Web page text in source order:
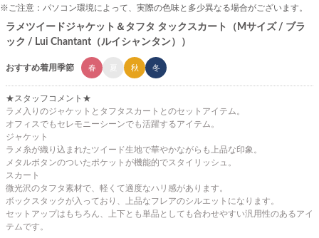
※ご注意：パソコン環境によって、実際の色味と多少異なる場合がございます。
ラメツイードジャケット＆タフタ タックスカート（Mサイズ / ブラ
ック / Lui Chantant（ルイシャンタン））
おすすめ着用季節 春 秋 冬
★スタッフコメント★
ラメ入りのジャケットとタフタスカートとのセットアイテム。
オフィスでもセレモニーシーンでも活躍するアイテム。
ジャケット
ラメ糸が織り込まれたツイード生地で華やかながらも上品な印象。
メタルボタンのついたポケットが機能的でスタイリッシュ。
スカート
微光沢のタフタ素材で、軽くて適度なハリ感があります。
ボックスタックが入っており、上品なフレアのシルエットになります。
セットアップはもちろん、上下とも単品としても合わせやすい汎用性のあるアイ
テムです。